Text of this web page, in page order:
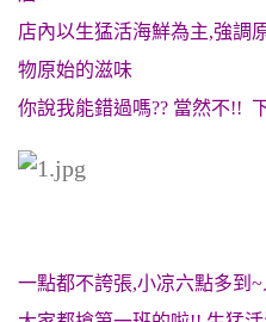
店內以生猛活海鮮為主,強調
物原始的滋味
你說我能錯過嗎?? 當然不!!
一點都不誇張,小凉六點多到